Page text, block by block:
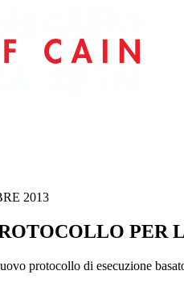
2013
PER
protocollo di esecuzione